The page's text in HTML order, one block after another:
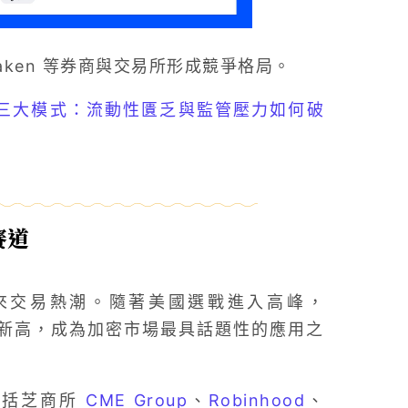
等券商與交易所形成競爭格局。
模式：流動性匱乏與監管壓力如何破
道
易熱潮。隨著美國選戰進入高峰，
，成為加密市場最具話題性的應用之
芝商所 CME Group 、 Robinhood 、